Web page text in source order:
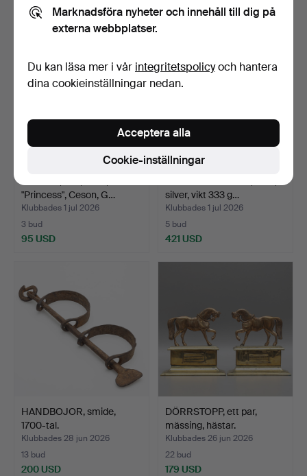
235 USD 85 USD
"Princess", Ceson, G…
Klubbades 1 jul 2026
3 bud
95 USD
silver, vikt 333 g…
Klubbades 1 jul 2026
5 bud
421 USD
HANDBOJOR, smide,
1700-tal.
Klubbades 28 jun 2026
13 bud
200 USD
DÖRRSTOPP, ett par,
mässing, hästar.
Klubbades 26 jun 2026
22 bud
179 USD
Marknadsföra nyheter och innehåll till dig på
externa webbplatser.
Du kan läsa mer i vår integritetspolicyoch hantera
dina cookieinställningar nedan.
Cookie-inställningar
Acceptera alla